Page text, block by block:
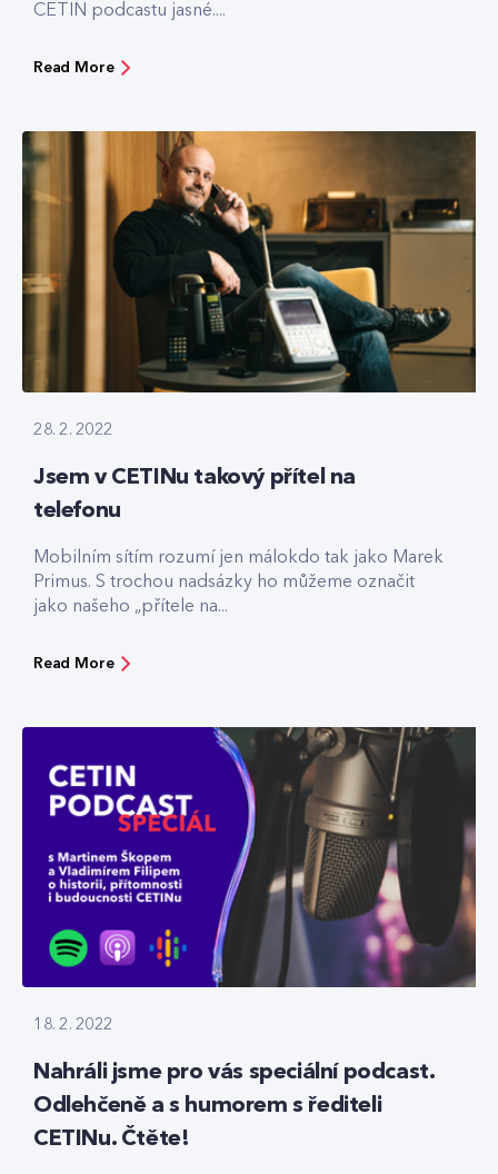
CETIN podcastu jasné....
Read More
28. 2. 2022
Jsem v CETINu takový přítel na
telefonu
Mobilním sítím rozumí jen málokdo tak jako Marek
Primus. S trochou nadsázky ho můžeme označit
jako našeho „přítele na...
Read More
18. 2. 2022
Nahráli jsme pro vás speciální podcast.
Odlehčeně a s humorem s řediteli
CETINu. Čtěte!